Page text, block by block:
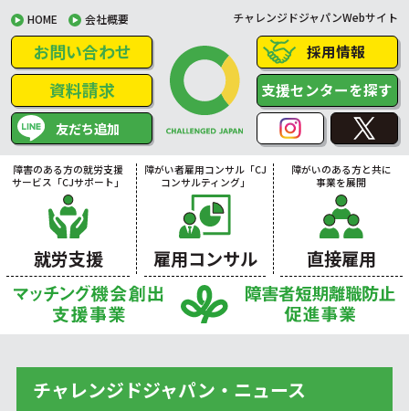
HOME 会社概要 チャレンジドジャパンWebサイト
お問い合わせ
資料請求
友だち追加
採用情報
支援センターを探す
障害のある方の就労支援
サービス「CJサポート」
就労支援
障がい者雇用コンサル「CJ
コンサルティング」
雇用コンサル
障がいのある方と共に
事業を展開
直接雇用
チャレンジドジャパン・ニュース